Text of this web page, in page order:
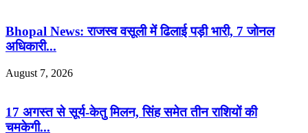
Bhopal News: राजस्व वसूली में ढिलाई पड़ी भारी, 7 जोनल
अधिकारी...
August 7, 2026
17 अगस्त से सूर्य-केतु मिलन, सिंह समेत तीन राशियों की
चमकेगी...